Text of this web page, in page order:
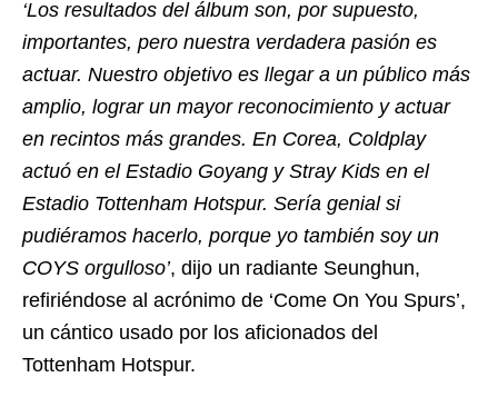
‘Los resultados del álbum son, por supuesto,
importantes, pero nuestra verdadera pasión es
actuar. Nuestro objetivo es llegar a un público más
amplio, lograr un mayor reconocimiento y actuar
en recintos más grandes. En Corea, Coldplay
actuó en el Estadio Goyang y Stray Kids en el
Estadio Tottenham Hotspur. Sería genial si
pudiéramos hacerlo, porque yo también soy un
COYS orgulloso’, dijo un radiante Seunghun,
refiriéndose al acrónimo de ‘Come On You Spurs’,
un cántico usado por los aficionados del
Tottenham Hotspur.